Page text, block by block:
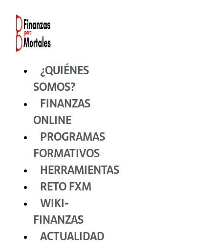
contenido
¿QUIÉNES
SOMOS?
FINANZAS
ONLINE
PROGRAMAS
FORMATIVOS
HERRAMIENTAS
RETO FXM
WIKI-
FINANZAS
ACTUALIDAD